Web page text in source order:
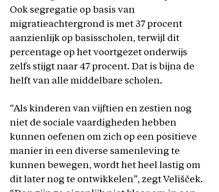
Ook segregatie op basis van
migratieachtergrond is met 37 procent
aanzienlijk op basisscholen, terwijl dit
percentage op het voortgezet onderwijs
zelfs stijgt naar 47 procent. Dat is bijna de
helft van alle middelbare scholen.
“Als kinderen van vijftien en zestien nog
niet de sociale vaardigheden hebben
kunnen oefenen om zich op een positieve
manier in een diverse samenleving te
kunnen bewegen, wordt het heel lastig om
dit later nog te ontwikkelen”, zegt Velišček.